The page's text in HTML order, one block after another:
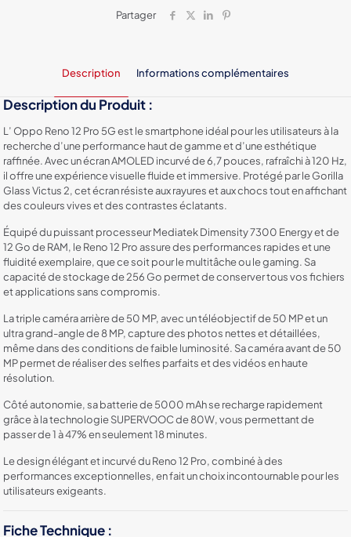
Partager
Description Informations complémentaires
Description du Produit :
L’ Oppo Reno 12 Pro 5G est le smartphone idéal pour les utilisateurs à la
recherche d’une performance haut de gamme et d’une esthétique
raffinée. Avec un écran AMOLED incurvé de 6,7 pouces, rafraîchi à 120 Hz,
il offre une expérience visuelle fluide et immersive. Protégé par le Gorilla
Glass Victus 2, cet écran résiste aux rayures et aux chocs tout en affichant
des couleurs vives et des contrastes éclatants.
Équipé du puissant processeur Mediatek Dimensity 7300 Energy et de
12 Go de RAM, le Reno 12 Pro assure des performances rapides et une
fluidité exemplaire, que ce soit pour le multitâche ou le gaming. Sa
capacité de stockage de 256 Go permet de conserver tous vos fichiers
et applications sans compromis.
La triple caméra arrière de 50 MP, avec un téléobjectif de 50 MP et un
ultra grand-angle de 8 MP, capture des photos nettes et détaillées,
même dans des conditions de faible luminosité. Sa caméra avant de 50
MP permet de réaliser des selfies parfaits et des vidéos en haute
résolution.
Côté autonomie, sa batterie de 5000 mAh se recharge rapidement
grâce à la technologie SUPERVOOC de 80W, vous permettant de
passer de 1 à 47% en seulement 18 minutes.
Le design élégant et incurvé du Reno 12 Pro, combiné à des
performances exceptionnelles, en fait un choix incontournable pour les
utilisateurs exigeants.
Fiche Technique :